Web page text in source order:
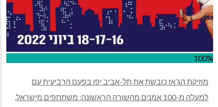
100%
מוזיקת הג’אז כובשת את תל-אביב יפו בפעם הרביעית עם
למעלה מ-100 אמנים מהשורה הראשונה; משתתפים מישראל,